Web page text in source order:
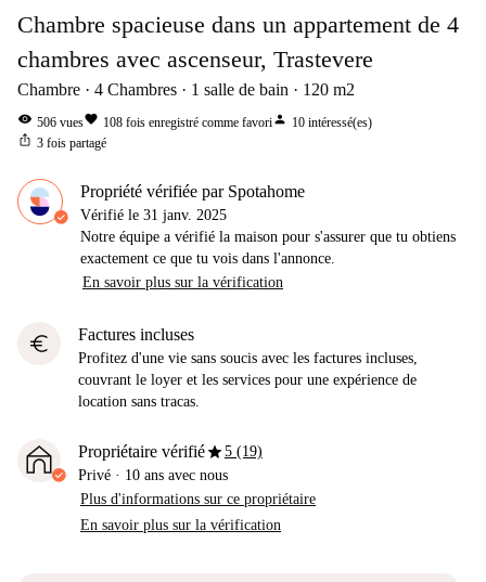
Chambre spacieuse dans un appartement de 4
chambres avec ascenseur, Trastevere
Chambre 4 Chambres 1 salle de bain 120 m2
visibility 506 vuesfavorite 108 fois enregistré comme favoriperson 10 intéressé(es)
ios_share 3 fois partagé
Propriété vérifiée par Spotahome
Vérifié le 31 janv. 2025
Notre équipe a vérifié la maison pour s'assurer que tu obtiens
exactement ce que tu vois dans l'annonce.
En savoir plus sur la vérification
euro Factures incluses
Profitez d'une vie sans soucis avec les factures incluses,
couvrant le loyer et les services pour une expérience de
location sans tracas.
Propriétaire vérifiéstar5 (19)
Privé · 10 ans avec nous
Plus d'informations sur ce propriétaire
En savoir plus sur la vérification